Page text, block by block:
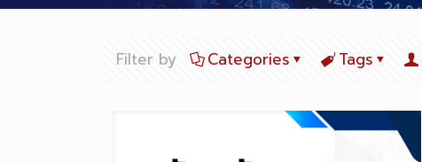
Filter by Categories Tags